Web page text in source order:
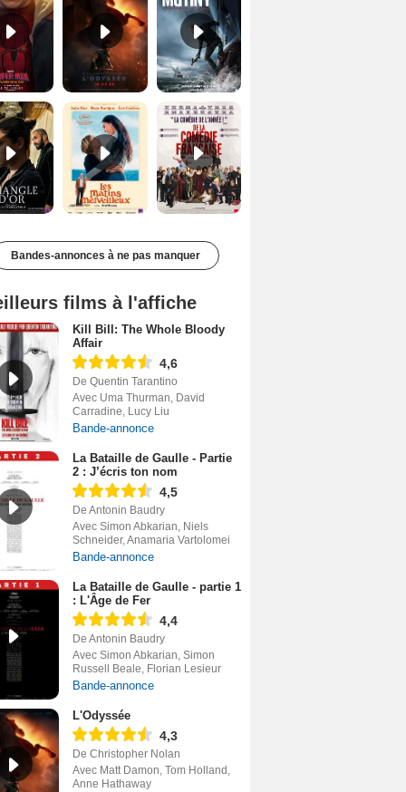
Les Matins merveilleux Bande-annonce VF De la Comédie-Française Teaser VF
Bandes-annonces à ne pas manquer
films à l'affiche
Kill Bill: The Whole Bloody
Affair
4,6
De Quentin Tarantino
Avec Uma Thurman, David
Carradine, Lucy Liu
Bande-annonce
La Bataille de Gaulle - Partie
2 : J’écris ton nom
4,5
De Antonin Baudry
Avec Simon Abkarian, Niels
Schneider, Anamaria Vartolomei
Bande-annonce
La Bataille de Gaulle - partie 1
: L'Âge de Fer
4,4
De Antonin Baudry
Avec Simon Abkarian, Simon
Russell Beale, Florian Lesieur
Bande-annonce
L'Odyssée
4,3
De Christopher Nolan
Avec Matt Damon, Tom Holland,
Anne Hathaway